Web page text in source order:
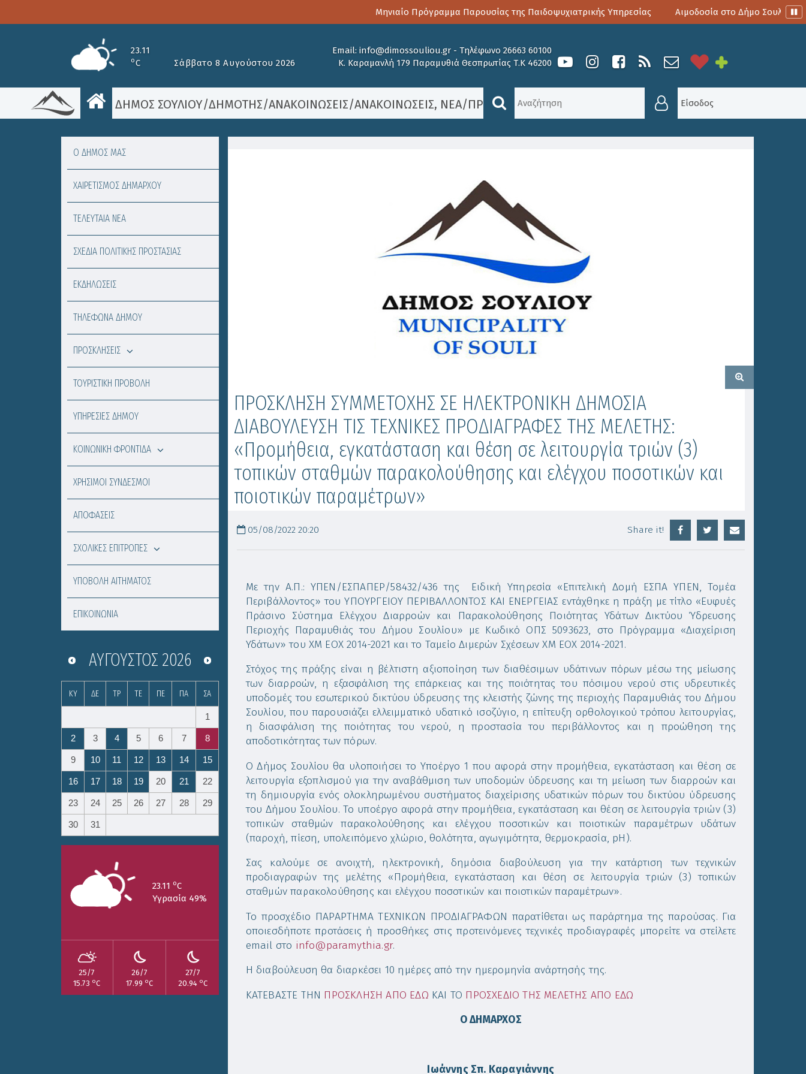
Μηνιαίο Πρόγραμμα Παρουσίας της Παιδοψυχιατρικής Υπηρεσίας Αιμοδοσία στο Δήμο Σουλίου
23.11
oC Σάββατο 8 Αυγούστου 2026
Email: info@dimossouliou.gr - Τηλέφωνο 26663 60100
Κ. Καραμανλή 179 Παραμυθιά Θεσπρωτίας Τ.Κ 46200
ΔΗΜΟΣ ΣΟΥΛΙΟΥ/ΔΗΜΟΤΗΣ/ΑΝΑΚΟΙΝΏΣΕΙΣ/ΑΝΑΚΟΙΝΏΣΕΙΣ, ΝΈΑ/ΠΡΟΣΚΛΗΣΗ ΣΥΜΜΕΤΟΧΗΣ ΣΕ ΗΛΕΚΤΡΟΝΙΚΗ ΔΗΜΟΣΙΑ
Είσοδος
ΠΡΟΣΚΛΗΣΗ ΣΥΜΜΕΤΟΧΗΣ ΣΕ ΗΛΕΚΤΡΟΝΙΚΗ ΔΗΜΟΣΙΑ
ΔΙΑΒΟΥΛΕΥΣΗ ΤΙΣ ΤΕΧΝΙΚΕΣ ΠΡΟΔΙΑΓΡΑΦΕΣ ΤΗΣ ΜΕΛΕΤΗΣ:
«Προμήθεια, εγκατάσταση και θέση σε λειτουργία τριών (3)
τοπικών σταθμών παρακολούθησης και ελέγχου ποσοτικών και
ποιοτικών παραμέτρων»
05/08/2022 20:20 Share it!
Με την Α.Π.: ΥΠΕΝ/ΕΣΠΑΠΕΡ/58432/436 της Ειδική Υπηρεσία «Επιτελική Δομή ΕΣΠΑ ΥΠΕΝ, Τομέα
Περιβάλλοντος» του ΥΠΟΥΡΓΕΙΟΥ ΠΕΡΙΒΑΛΛΟΝΤΟΣ ΚΑΙ ΕΝΕΡΓΕΙΑΣ εντάχθηκε η πράξη με τίτλο «Ευφυές
Πράσινο Σύστημα Ελέγχου Διαρροών και Παρακολούθησης Ποιότητας Υδάτων Δικτύου Ύδρευσης
Περιοχής Παραμυθιάς του Δήμου Σουλίου» με Κωδικό ΟΠΣ 5093623, στο Πρόγραμμα «Διαχείριση
Υδάτων» του ΧΜ ΕΟΧ 2014-2021 και το Ταμείο Διμερών Σχέσεων ΧΜ ΕΟΧ 2014-2021.
Στόχος της πράξης είναι η βέλτιστη αξιοποίηση των διαθέσιμων υδάτινων πόρων μέσω της μείωσης
των διαρροών, η εξασφάλιση της επάρκειας και της ποιότητας του πόσιμου νερού στις υδρευτικές
υποδομές του εσωτερικού δικτύου ύδρευσης της κλειστής ζώνης της περιοχής Παραμυθιάς του Δήμου
Σουλίου, που παρουσιάζει ελλειμματικό υδατικό ισοζύγιο, η επίτευξη ορθολογικού τρόπου λειτουργίας,
η διασφάλιση της ποιότητας του νερού, η προστασία του περιβάλλοντος και η προώθηση της
αποδοτικότητας των πόρων.
O Δήμος Σουλίου θα υλοποιήσει το Υποέργο 1 που αφορά στην προμήθεια, εγκατάσταση και θέση σε
λειτουργία εξοπλισμού για την αναβάθμιση των υποδομών ύδρευσης και τη μείωση των διαρροών και
τη δημιουργία ενός ολοκληρωμένου συστήματος διαχείρισης υδατικών πόρων του δικτύου ύδρευσης
του Δήμου Σουλίου. Το υποέργο αφορά στην προμήθεια, εγκατάσταση και θέση σε λειτουργία τριών (3)
τοπικών σταθμών παρακολούθησης και ελέγχου ποσοτικών και ποιοτικών παραμέτρων υδάτων
(παροχή, πίεση, υπολειπόμενο χλώριο, θολότητα, αγωγιμότητα, θερμοκρασία, pH).
Σας καλούμε σε ανοιχτή, ηλεκτρονική, δημόσια διαβούλευση για την κατάρτιση των τεχνικών
προδιαγραφών της μελέτης «Προμήθεια, εγκατάσταση και θέση σε λειτουργία τριών (3) τοπικών
σταθμών παρακολούθησης και ελέγχου ποσοτικών και ποιοτικών παραμέτρων».
Το προσχέδιο ΠΑΡΑΡΤΗΜΑ ΤΕΧΝΙΚΩΝ ΠΡΟΔΙΑΓΡΑΦΩΝ παρατίθεται ως παράρτημα της παρούσας. Για
οποιεσδήποτε προτάσεις ή προσθήκες στις προτεινόμενες τεχνικές προδιαγραφές μπορείτε να στείλετε
email στο info@paramythia.gr.
Η διαβούλευση θα διαρκέσει 10 ημέρες από την ημερομηνία ανάρτησής της.
ΚΑΤΕΒΑΣΤΕ ΤΗΝ ΠΡΟΣΚΛΗΣΗ ΑΠΟ ΕΔΩ ΚΑΙ ΤΟ ΠΡΟΣΧΕΔΙΟ ΤΗΣ ΜΕΛΕΤΗΣ ΑΠΟ ΕΔΩ
Ο ΔΗΜΑΡΧΟΣ
Ιωάννης Σπ. Καραγιάννης
Ο ΔΗΜΟΣ ΜΑΣ
ΧΑΙΡΕΤΙΣΜΟΣ ΔΗΜΑΡΧΟΥ
ΤΕΛΕΥΤΑΙΑ ΝΕΑ
ΣΧΕΔΙΑ ΠΟΛΙΤΙΚΗΣ ΠΡΟΣΤΑΣΙΑΣ
ΕΚΔΗΛΩΣΕΙΣ
ΤΗΛΕΦΩΝΑ ΔΗΜΟΥ
ΠΡΟΣΚΛΗΣΕΙΣ
ΤΟΥΡΙΣΤΙΚΗ ΠΡΟΒΟΛΗ
ΥΠΗΡΕΣΙΕΣ ΔΗΜΟΥ
ΚΟΙΝΩΝΙΚΗ ΦΡΟΝΤΙΔΑ
ΧΡΗΣΙΜΟΙ ΣΥΝΔΕΣΜΟΙ
ΑΠΟΦΑΣΕΙΣ
ΣΧΟΛΙΚΕΣ ΕΠΙΤΡΟΠΕΣ
ΥΠΟΒΟΛΗ ΑΙΤΗΜΑΤΟΣ
ΕΠΙΚΟΙΝΩΝΙΑ
ΑΎΓΟΥΣΤΟΣ 2026
ΚΥ ΔΕ ΤΡ ΤΕ ΠΕ ΠΑ ΣΑ
1
2 3 4 5 6 7 8
9 10 11 12 13 14 15
16 17 18 19 20 21 22
23 24 25 26 27 28 29
30 31
23.11 oC
Υγρασία 49%
25/7
15.73 oC
26/7
17.99 oC
27/7
20.94 oC